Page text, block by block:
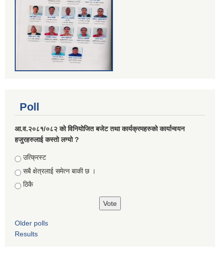
Poll
आ.व.२०८१/०८२ को विनियोजित बजेट तथा कार्यक्रमहरुको कार्यान्वयन
हजुरहरुलाई कस्तो लग्यो ?
Choices
उत्क्रिस्ट
सबै क्षेत्रलाई समेत्न बाकी छ ।
ठिकै
Older polls
Results